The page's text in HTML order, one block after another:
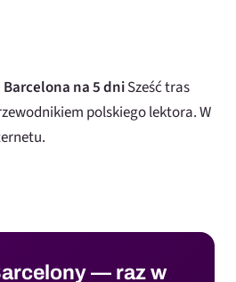
na 5 dniSześć tras
polskiego lektora. W
— raz w